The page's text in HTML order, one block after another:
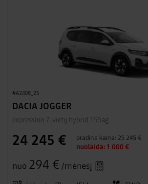
#A2408_25
DACIA JOGGER
expression 7-vietų hybrid 155ag
24 245 € pradinė kaina: 25 245 €
nuolaida: 1 000 €
nuo 294 € /mėnesį